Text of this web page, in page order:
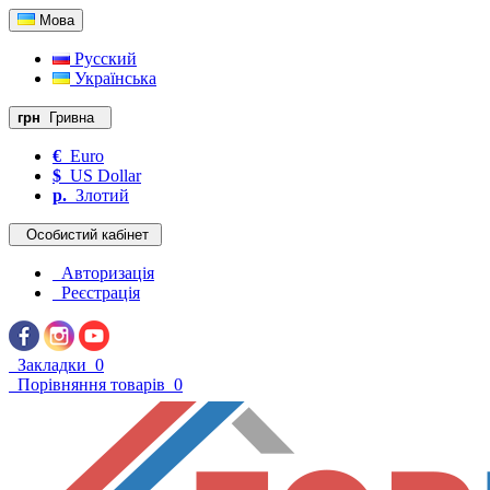
Мова
Русский
Українська
грн Гривна
€ Euro
$ US Dollar
р. Злотий
Особистий кабінет
Авторизація
Реєстрація
Закладки 0
Порівняння товарів 0